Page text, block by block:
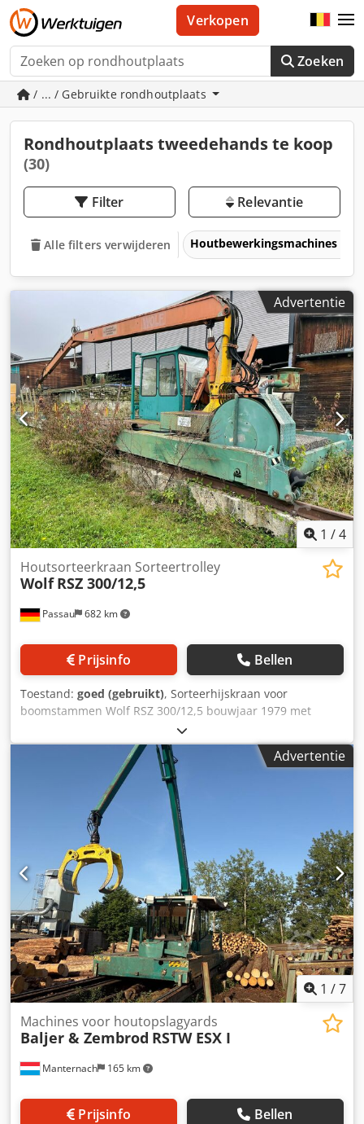
Zoeken
Verkopen
/ ... / Gebruikte rondhoutplaats
Rondhoutplaats tweedehands te koop
(30)
Filter Relevantie
Alle filters verwijderen Houtbewerkingsmachines
Advertentie
1 /4
Passau 682 km
Houtsorteerkraan Sorteertrolley
Wolf RSZ 300/12,5
Prijsinfo Bellen
Toestand: goed (gebruikt), Sorteerhijskraan voor
boomstammen Wolf RSZ 300/12,5 bouwjaar 1979 met
kraan Jonsereds type: LONG-JON met afkortzaag met
afkortzaag met een tang met rails Dkodpjg T S E Tofx Aa
Der met kabel tot het einde heeft gelopen, behoort de
cilinder van de grijper verzegeld Plaats: Duitsland, bij
Passau Bezoek ook mijn andere advertenties. Ik kijk uit
naar uw aanvraag.
Advertentie
1 /7
Manternach 165 km
Machines voor houtopslagyards
Baljer & Zembrod RSTW ESX I
Prijsinfo Bellen